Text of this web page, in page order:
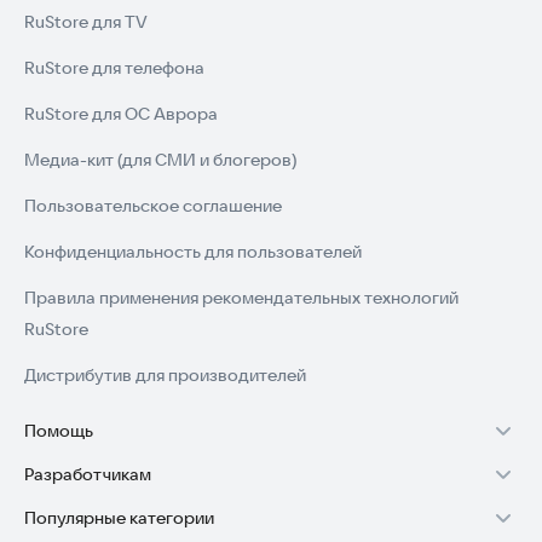
RuStore для TV
RuStore для телефона
RuStore для ОС Аврора
Медиа-кит (для СМИ и блогеров)
Пользовательское соглашение
Конфиденциальность для пользователей
Правила применения рекомендательных технологий
RuStore
Дистрибутив для производителей
Помощь
Установка RuStore на TV
Установка RuStore на телефон
Разработчикам
Зарабатывать с RuStore
Популярные категории